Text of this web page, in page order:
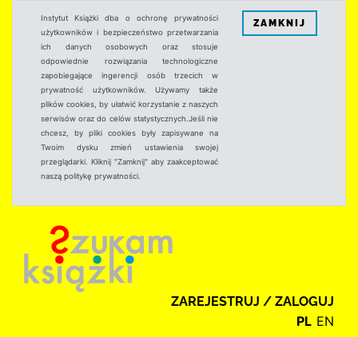
Instytut Książki dba o ochronę prywatności
użytkowników i bezpieczeństwo przetwarzania
ich danych osobowych oraz stosuje
odpowiednie rozwiązania technologiczne
zapobiegające ingerencji osób trzecich w
prywatność użytkowników. Używamy także
plików cookies, by ułatwić korzystanie z naszych
serwisów oraz do celów statystycznych.Jeśli nie
chcesz, by pliki cookies były zapisywane na
Twoim dysku zmień ustawienia swojej
przeglądarki. Kliknij "Zamknij" aby zaakceptować
naszą politykę prywatności.
ZAMKNIJ
ZAREJESTRUJ / ZALOGUJ
PL EN